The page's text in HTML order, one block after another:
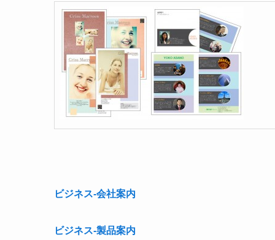
ビジネス-会社案内
ビジネス-製品案内